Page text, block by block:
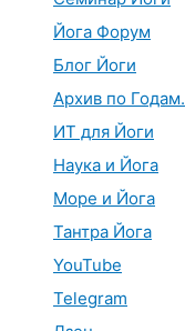
Йога Форум
Блог Йоги
Архив по Годам.
ИТ для Йоги
Наука и Йога
Море и Йога
Тантра Йога
YouTube
Telegram